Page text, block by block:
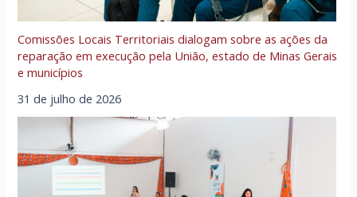
Comissões Locais Territoriais dialogam sobre as ações da
reparação em execução pela União, estado de Minas Gerais
e municípios
31 de julho de 2026